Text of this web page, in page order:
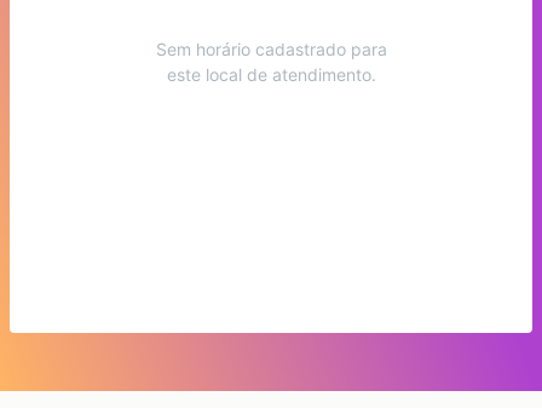
Sem horário cadastrado para
este local de atendimento.